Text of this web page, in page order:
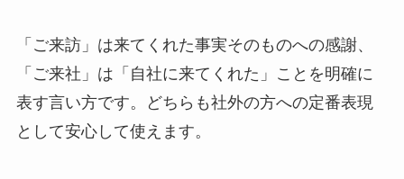
「ご来訪」は来てくれた事実そのものへの感謝、
「ご来社」は「自社に来てくれた」ことを明確に
表す言い方です。どちらも社外の方への定番表現
として安心して使えます。